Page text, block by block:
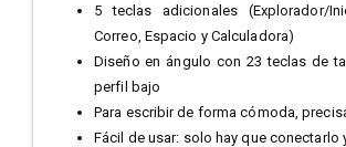
5 teclas adicionales (Explorador/
Correo, Espacio y Calculadora)
Diseño en ángulo con 23 teclas de
perfil bajo
Para escribir de forma cómoda,
Fácil de usar: solo hay que conectarlo